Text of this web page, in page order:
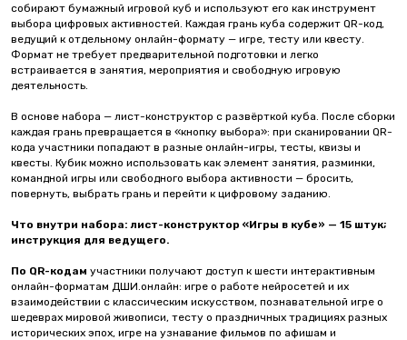
собирают бумажный игровой куб и используют его как инструмент
выбора цифровых активностей. Каждая грань куба содержит QR-код,
ведущий к отдельному онлайн-формату — игре, тесту или квесту.
Формат не требует предварительной подготовки и легко
встраивается в занятия, мероприятия и свободную игровую
деятельность.
В основе набора — лист-конструктор с развёрткой куба. После сборки
каждая грань превращается в «кнопку выбора»: при сканировании QR-
кода участники попадают в разные онлайн-игры, тесты, квизы и
квесты. Кубик можно использовать как элемент занятия, разминки,
командной игры или свободного выбора активности — бросить,
повернуть, выбрать грань и перейти к цифровому заданию.
Что внутри набора: лист-конструктор «Игры в кубе» — 15 штук;
инструкция для ведущего.
По QR-кодам участники получают доступ к шести интерактивным
онлайн-форматам ДШИ.онлайн: игре о работе нейросетей и их
взаимодействии с классическим искусством, познавательной игре о
шедеврах мировой живописи, тесту о праздничных традициях разных
исторических эпох, игре на узнавание фильмов по афишам и